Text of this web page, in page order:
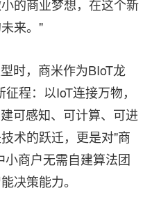
的商业梦想，在这个新
来。"
时，商米作为BIoT龙
程：以IoT连接万物，
可感知、可计算、可进
术的跃迁，更是对"商
商户无需自建算法团
决策能力。